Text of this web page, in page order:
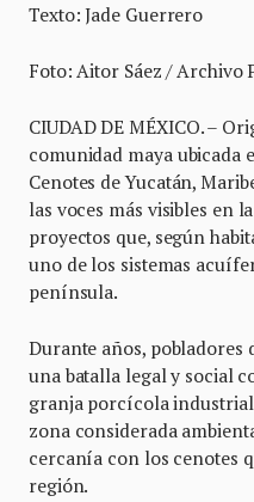
Texto: Jade Guerrero
Foto: Aitor Sáez / Archivo
CIUDAD DE MÉXICO. –
comunidad maya
Cenotes de Yucatán,
las voces más visibles en
proyectos que, según
uno de los sistemas
península.
Durante años,
una batalla legal y social
granja porcícola industrial
zona considerada
cercanía con los cenotes
región.